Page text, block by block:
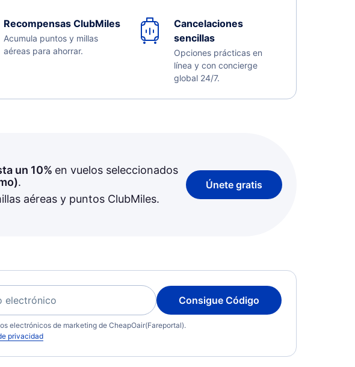
Recompensas ClubMiles
Acumula puntos y millas
aéreas para ahorrar.
Cancelaciones
sencillas
Opciones prácticas en
línea y con concierge
global 24/7.
un 10% en vuelos seleccionados
.
aéreas y puntos ClubMiles.
Únete gratis
Consigue Código
electrónicos de marketing de CheapOair(Fareportal).
privacidad